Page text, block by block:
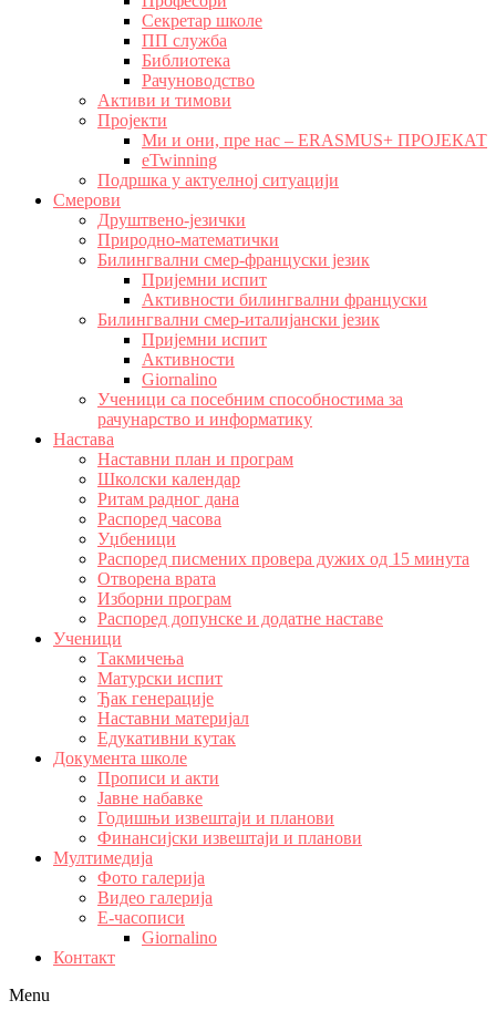
Секретар школе
ПП служба
Библиотека
Рачуноводство
Активи и тимови
Пројекти
Ми и они, пре нас – ERASMUS+ ПРОЈЕКАТ
eTwinning
Подршка у актуелној ситуацији
Смерови
Друштвено-језички
Природно-математички
Билингвални смер-француски језик
Пријемни испит
Активности билингвални француски
Билингвални смер-италијански језик
Пријемни испит
Активности
Giornalino
Ученици са посебним способностима за
рачунарство и информатику
Настава
Наставни план и програм
Школски календар
Ритам радног дана
Распоред часова
Уџбеници
Распоред писмених провера дужих од 15 минута
Отворена врата
Изборни програм
Распоред допунске и додатне наставе
Ученици
Такмичења
Матурски испит
Ђак генерације
Наставни материјал
Едукативни кутак
Документа школе
Прописи и акти
Јавне набавке
Годишњи извештаји и планови
Финансијски извештаји и планови
Мултимедија
Фото галерија
Видео галерија
Е-часописи
Giornalino
Контакт
Menu